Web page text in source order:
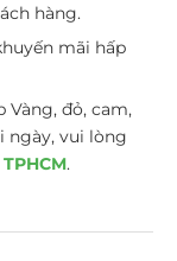
hàng.
mãi hấp
đỏ, cam,
ngày, vui lòng
.